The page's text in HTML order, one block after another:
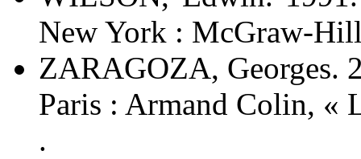
New York : McGraw-
ZARAGOZA, Georges.
Paris : Armand Colin, «
.